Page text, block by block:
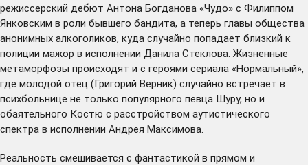
режиссерский дебют Антона Богданова «Чудо» с Филиппом
Янковским в роли бывшего бандита, а теперь главы общества
анонимных алкоголиков, куда случайно попадает близкий к
полиции мажор в исполнении Данила Стеклова. Жизненные
метаморфозы происходят и с героями сериала «Нормальный»,
где молодой отец (Григорий Верник) случайно встречает в
психбольнице не только популярного певца Шуру, но и
обаятельного Костю с расстройством аутистического
спектра в исполнении Андрея Максимова.
Реальность смешивается с фантастикой в прямом и